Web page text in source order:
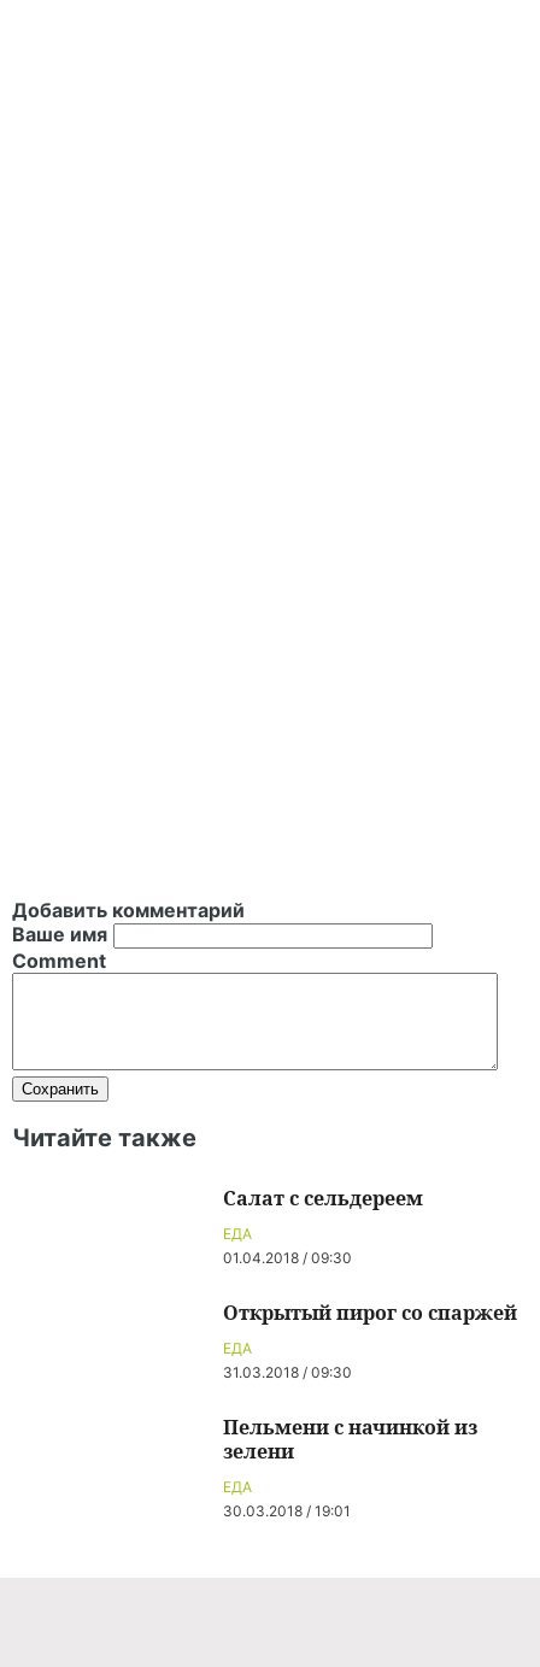
Добавить комментарий
Ваше имя
Comment
Читайте также
ЕДА
01.04.2018 / 09:30
Салат с сельдереем
ЕДА
31.03.2018 / 09:30
Открытый пирог со спаржей
ЕДА
30.03.2018 / 19:01
Пельмени с начинкой из
зелени